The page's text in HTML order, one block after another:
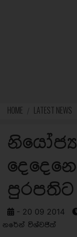
HOME LATEST NEWS
පුරපතිට
- 20 09 2014
නරේන් විශ්වජිත්